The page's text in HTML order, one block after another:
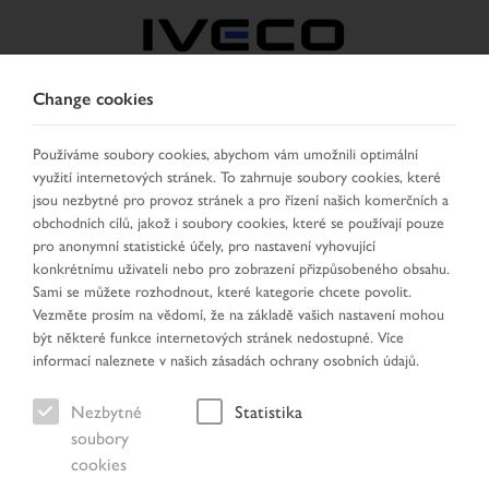
CZECH REPUBLIC /
SLOVAKIA
VYBRAT ZEMI ZMĚNIT JAZYK
Toggle
navigation
MENU
Change cookies
Používáme soubory cookies, abychom vám umožnili optimální
využití internetových stránek. To zahrnuje soubory cookies, které
jsou nezbytné pro provoz stránek a pro řízení našich komerčních a
obchodních cílů, jakož i soubory cookies, které se používají pouze
pro anonymní statistické účely, pro nastavení vyhovující
konkrétnímu uživateli nebo pro zobrazení přizpůsobeného obsahu.
Sami se můžete rozhodnout, které kategorie chcete povolit.
Vezměte prosím na vědomí, že na základě vašich nastavení mohou
být některé funkce internetových stránek nedostupné. Více
informací naleznete v našich zásadách ochrany osobních údajů.
Nezbytné
soubory
cookies
Statistika